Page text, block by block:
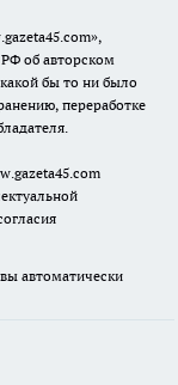
РФ об авторском
бы то ни было
переработке
автоматически